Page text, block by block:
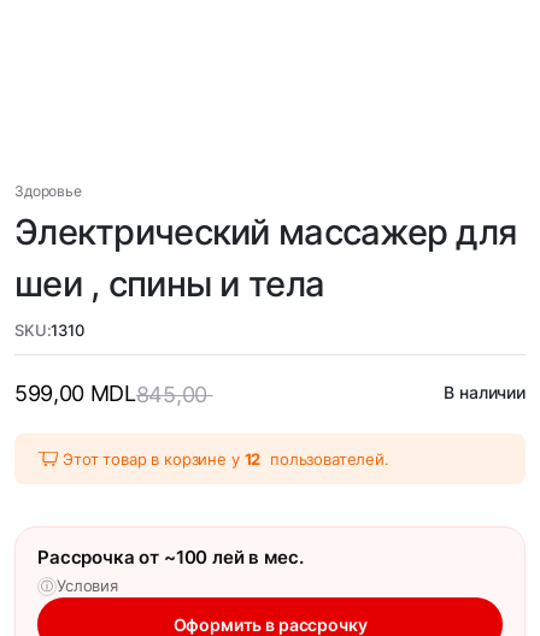
Здоровье
Электрический массажер для
шеи , спины и тела
SKU:1310
845,00
599,00 MDL В наличии
Этот товар в корзине у 12 пользователей.
Рассрочка от ~100 лей в мес.
ⓘ Условия
Оформить в рассрочку